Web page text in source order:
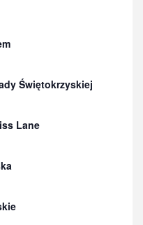
Świętokrzyskiej
Lane